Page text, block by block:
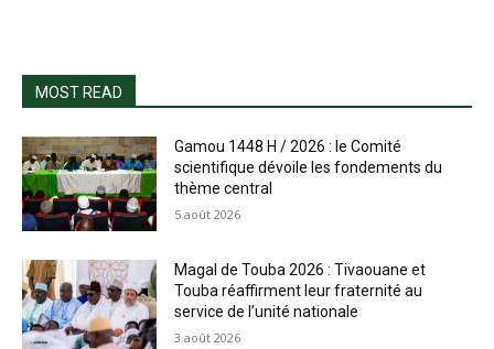
MOST READ
Gamou 1448 H / 2026 : le Comité
scientifique dévoile les fondements du
thème central
5 août 2026
Magal de Touba 2026 : Tivaouane et
Touba réaffirment leur fraternité au
service de l’unité nationale
3 août 2026